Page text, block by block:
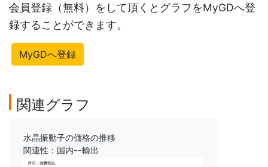
会員登録（無料）をして頂くとグラフをMyGDへ登
録することができます。
MyGDへ登録
関連グラフ
水晶振動子の価格の推移
関連性：国内--輸出